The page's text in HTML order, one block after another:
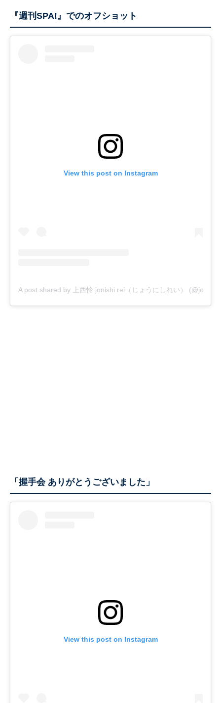
『週刊SPA!』でのオフショット
View this post on Instagram
A post shared by 上西怜 jonishi rei（じょうにしれい）
「握手会 ありがとうございました」
View this post on Instagram